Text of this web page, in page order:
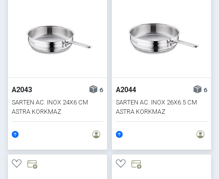
A2043
6
SARTEN AC. INOX 24X6 CM
ASTRA KORKMAZ
A2044
6
SARTEN AC. INOX 26X6.5 CM
ASTRA KORKMAZ